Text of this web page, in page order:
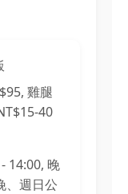
雞腿
40
14:00, 晚
、週日公